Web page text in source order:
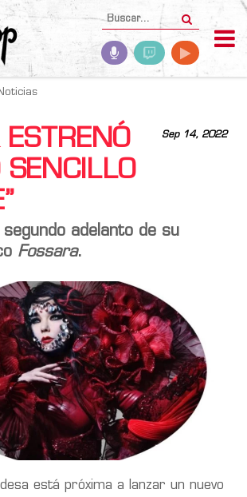
Sep 14, 2022
SENCILLO
adelanto de su
Fossara.
está próxima a lanzar un nuevo